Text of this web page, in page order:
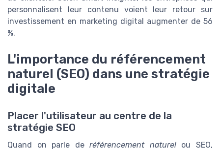
personnalisent leur contenu voient leur retour sur
investissement en marketing digital augmenter de 56
%.
L'importance du référencement
naturel (SEO) dans une stratégie
digitale
Placer l'utilisateur au centre de la
stratégie SEO
Quand on parle deréférencement naturelou SEO,